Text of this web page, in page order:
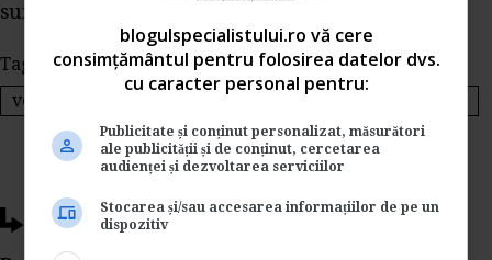
suma cuvenita creditorului urmaritor.
Tags: drepturi salariale
Codul de procedura civila
venituri de natura salariala
tert poprit
Ti-a placut acest articol?
blogulspecialistului.ro vă cere
consimțământul pentru folosirea datelor dvs.
cu caracter personal pentru:
Publicitate și conținut personalizat, măsurători
ale publicității și de conținut, cercetarea
audienței și dezvoltarea serviciilor
Stocarea și/sau accesarea informațiilor de pe un
dispozitiv